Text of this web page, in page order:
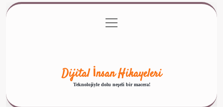
Gizlilik Politikası
menüyü
aç
Dijital İnsan Hikayeleri
Teknolojiyle dolu neşeli bir macera!